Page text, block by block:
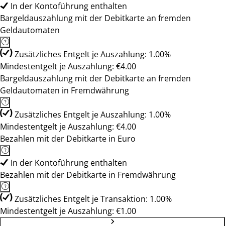
In der Kontoführung enthalten
Bargeldauszahlung mit der Debitkarte an fremden
Geldautomaten
Zusätzliches Entgelt je Auszahlung: 1.00%
Mindestentgelt je Auszahlung: €4.00
Bargeldauszahlung mit der Debitkarte an fremden
Geldautomaten in Fremdwährung
Zusätzliches Entgelt je Auszahlung: 1.00%
Mindestentgelt je Auszahlung: €4.00
Bezahlen mit der Debitkarte in Euro
In der Kontoführung enthalten
Bezahlen mit der Debitkarte in Fremdwährung
Zusätzliches Entgelt je Transaktion: 1.00%
Mindestentgelt je Auszahlung: €1.00